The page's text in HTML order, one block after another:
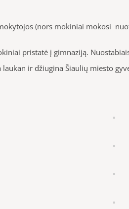
(nors mokiniai mokosi
pristatė į gimnaziją.
ir džiugina Šiaulių miesto